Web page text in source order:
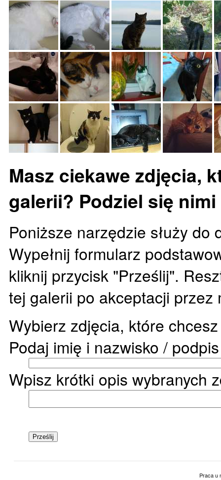
Masz ciekawe zdjęcia,
galerii? Podziel się
Poniższe narzędzie służy
Wypełnij formularz
kliknij przycisk "Prześlij".
tej galerii po akceptacji przez
Wybierz zdjęcia, które
Podaj imię i nazwisko /
Wpisz krótki opis wybranych
Praca u